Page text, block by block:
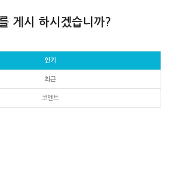
게시 하시겠습니까?
인기
최근
코멘트